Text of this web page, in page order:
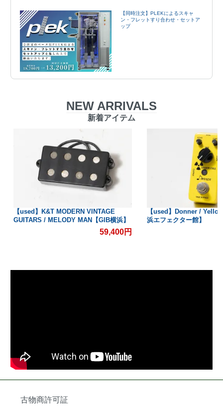
【同時注文】PLEKによるスキャ
ン・フレットすり合わせ・セットア
ップ
NEW ARRIVALS
新着アイテム
【used】K&T MODERN VINTAGE
GUITARS / MELODY MAN【GIB横浜】
59,400円
【used】Donner /
浜エフェクター館】
古物商許可証